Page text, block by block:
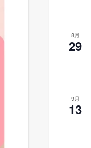
8月
29
9月
13